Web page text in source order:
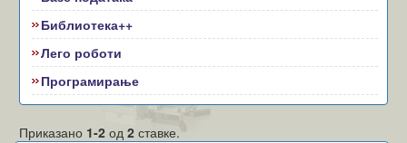
Библиотека++
Лего роботи
Програмирање
Приказано 1-2 од2 ставке.